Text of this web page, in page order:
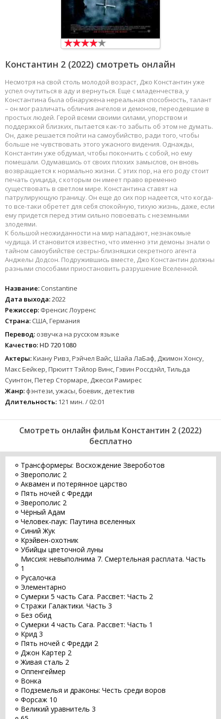
Константин 2 (2022) смотреть онлайн
Несмотря на свой столь молодой возраст, Джо Константин уже
успел очутиться в аду и вернуться. Еще с младенчества, у
Константина была обнаружена нереальная способность, талант
– он мог различать обличия ангелов и демонов, переодевшие в
простых людей. Герой всеми своими силами, упорством и
поддержкой близких, пытается как-то забыть об этом не думать.
Он, даже решается пойти на самоубийство, ради того, чтобы
больше не чувствовать этого ужасного видения. Однажды,
Константин уже обдумал, чтобы покончить с собой, но ему
помешали. Одумавшись от своих плохих замыслов, он вновь
возвращается к нормально жизни. С этих пор, на его роду стоит
печать суицида, с которым он имеет право временно
существовать в светлом мире. Константина ставят на
патрулирующую границу. Он еще до сих пор надеется, что когда-
то все-таки обретет для себя спокойную, тихую жизнь, даже, если
ему придется перед этим сильно повоевать с неземными
злодеями.
К большой неожиданности на мир нападают, незнакомые
чудища. И становится известно, что именно эти демоны знали о
тайном самоубийстве сестры-близняшки секретного агента
Анджелы Додсон. Подружившись вместе, Джо Константин должны
разными способами приостановить разрушение Вселенной.
Название: Constantine
Дата выхода:2022
Режиссер: Френсис Лоуренс
Страна: США, Германия
Перевод: озвучка на русском языке
Качество: HD 720 1080
Актеры:Киану Ривз, Рэйчел Вайс, Шайа ЛаБаф, Джимон Хонсу,
Макс Бейкер, Прюитт Тэйлор Винс, Гэвин Россдэйл, Тильда
Суинтон, Петер Стормаре, Джесси Рамирес
Жанр: фэнтези, ужасы, боевик, детектив
Длительность: 121 мин. / 02:01
Смотреть онлайн фильм Константин 2 (2022)
бесплатно
Трансформеры: Восхождение Звероботов
Зверополис 2
Аквамен и потерянное царство
Пять ночей с Фредди
Зверополис 2
Чёрный Адам
Человек-паук: Паутина вселенных
Синий Жук
Крэйвен-охотник
Убийцы цветочной луны
Миссия: невыполнима 7. Смертельная расплата. Часть
1
Русалочка
Элементарно
Сумерки 5 часть Сага. Рассвет: Часть 2
Стражи Галактики. Часть 3
Без обид
Сумерки 4 часть Сага. Рассвет: Часть 1
Крид 3
Пять ночей с Фредди 2
Джон Картер 2
Живая сталь 2
Оппенгеймер
Вонка
Подземелья и драконы: Честь среди воров
Форсаж 10
Великий уравнитель 3